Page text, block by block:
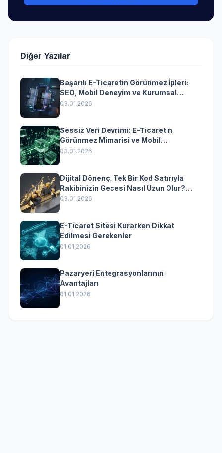
Diğer Yazılar
Başarılı E-Ticaretin Görünmez İpleri:
SEO, Mobil Deneyim ve Kurumsal
Yazılımın Kazandıran Senkronizasyonu
03.01.2026
Sessiz Veri Devrimi: E-Ticaretin
Görünmez Mimarisi ve Mobil
Dönüşümün Kurumsal Anahtarı
03.01.2026
Dijital Dönenç: Tek Bir Kod Satırıyla
Rakibinizin Gecesi Nasıl Uzun Olur?
(Kurumsal Yazılımın Güçlü Rolü)
03.01.2026
E-Ticaret Sitesi Kurarken Dikkat
Edilmesi Gerekenler
01.01.2026
Pazaryeri Entegrasyonlarının
Avantajları
01.01.2026